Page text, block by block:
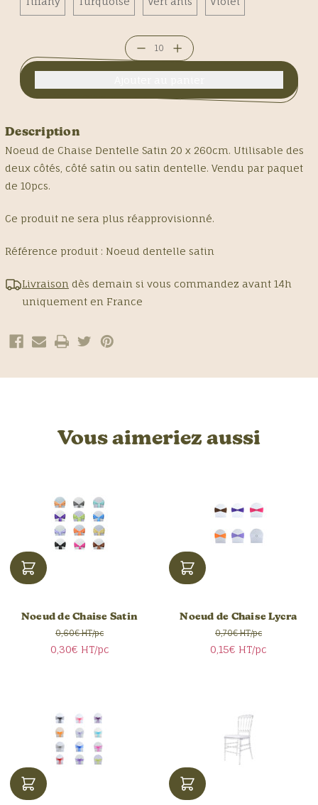
Diminuer
la
quantité
Chaise
Dentelle
Augmenter
la
quantité
Chaise
Dentelle
Description
Noeud de Chaise Dentelle Satin 20 x 260cm. Utilisable des
deux côtés, côté satin ou satin dentelle. Vendu par paquet
de 10pcs.
Ce produit ne sera plus réapprovisionné.
Référence produit : Noeud dentelle satin
Livraison dès demain si vous commandez avant 14h
uniquement en France
Vous aimeriez aussi
Noeud de Chaise Satin
0,60€ HT/pc
0,30€ HT/pc
Noeud de Chaise Lycra
0,70€ HT/pc
0,15€ HT/pc